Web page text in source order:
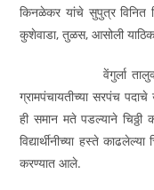
किनळेकर यांचे सुपुत्र विनित
कुशेवाडा, तुळस, आसोली
वेंगुर्ला तालुक्यातील
ग्रामपंचायतीच्या सरपंच
ही समान मते पडल्याने
विद्यार्थीनीच्या हस्ते
करण्यात आले.